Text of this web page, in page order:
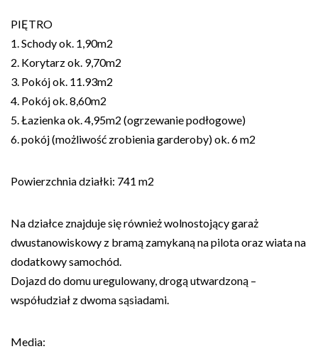
PIĘTRO
1. Schody ok. 1,90m2
2. Korytarz ok. 9,70m2
3. Pokój ok. 11.93m2
4. Pokój ok. 8,60m2
5. Łazienka ok. 4,95m2 (ogrzewanie podłogowe)
6. pokój (możliwość zrobienia garderoby) ok. 6 m2
Powierzchnia działki: 741 m2
Na działce znajduje się również wolnostojący garaż
dwustanowiskowy z bramą zamykaną na pilota oraz wiata na
dodatkowy samochód.
Dojazd do domu uregulowany, drogą utwardzoną –
współudział z dwoma sąsiadami.
Media: